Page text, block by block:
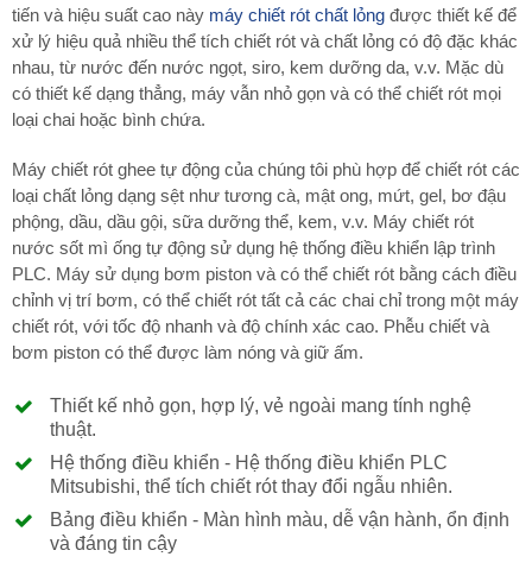
tiến và hiệu suất cao này máy chiết rót chất lỏng được thiết kế để
xử lý hiệu quả nhiều thể tích chiết rót và chất lỏng có độ đặc khác
nhau, từ nước đến nước ngọt, siro, kem dưỡng da, v.v. Mặc dù
có thiết kế dạng thẳng, máy vẫn nhỏ gọn và có thể chiết rót mọi
loại chai hoặc bình chứa.
Máy chiết rót ghee tự động của chúng tôi phù hợp để chiết rót các
loại chất lỏng dạng sệt như tương cà, mật ong, mứt, gel, bơ đậu
phộng, dầu, dầu gội, sữa dưỡng thể, kem, v.v. Máy chiết rót
nước sốt mì ống tự động sử dụng hệ thống điều khiển lập trình
PLC. Máy sử dụng bơm piston và có thể chiết rót bằng cách điều
chỉnh vị trí bơm, có thể chiết rót tất cả các chai chỉ trong một máy
chiết rót, với tốc độ nhanh và độ chính xác cao. Phễu chiết và
bơm piston có thể được làm nóng và giữ ấm.
Thiết kế nhỏ gọn, hợp lý, vẻ ngoài mang tính nghệ
thuật.
Hệ thống điều khiển - Hệ thống điều khiển PLC
Mitsubishi, thể tích chiết rót thay đổi ngẫu nhiên.
Bảng điều khiển - Màn hình màu, dễ vận hành, ổn định
và đáng tin cậy